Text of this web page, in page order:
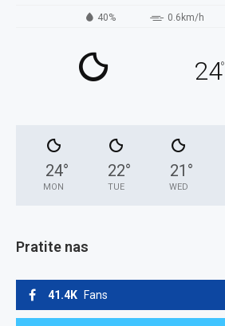
40% 0.6km/h
24°
24°
MON
22°
TUE
21 °
WED
Pratite nas
41.4K Fans